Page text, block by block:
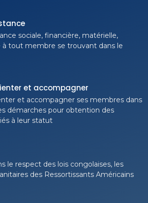
sociale, financière, matérielle,
à tout membre se trouvant dans le
et accompagner
et accompagner ses membres dans
démarches pour obtention des
à leur statut
le respect des lois congolaises, les
des Ressortissants Américains